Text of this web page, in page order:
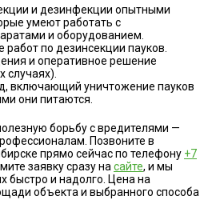
и дезинфекции опытными
умеют работать с
и оборудованием.
по дезинсекции пауков.
и оперативное решение
случаях).
включающий уничтожение пауков
они питаются.
борьбу с вредителями —
Позвоните в
прямо сейчас по телефону +7
заявку сразу на сайте, и мы
быстро и надолго. Цена на
объекта и выбранного способа